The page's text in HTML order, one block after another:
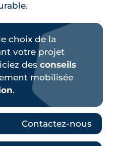
choix de la
votre projet
des conseils
mobilisée
.
Contactez-nous